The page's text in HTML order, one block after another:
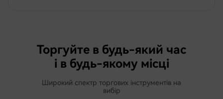
Торгуйте в будь-який час
і в будь-якому місці
Широкий спектр торгових інструментів на
вибір